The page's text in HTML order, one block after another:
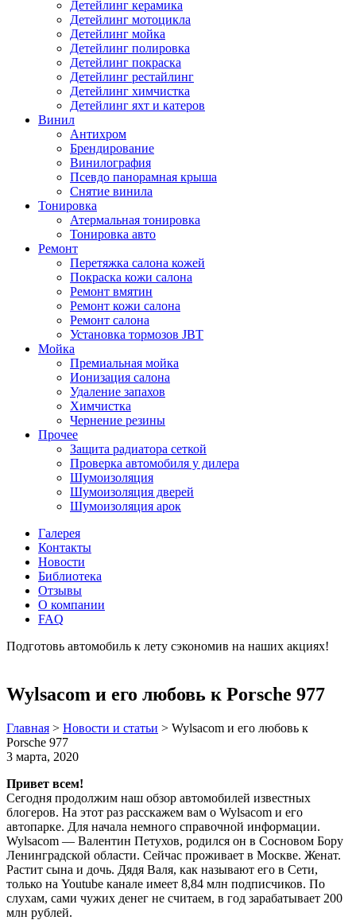
Детейлинг керамика
Детейлинг мотоцикла
Детейлинг мойка
Детейлинг полировка
Детейлинг покраска
Детейлинг рестайлинг
Детейлинг химчистка
Детейлинг яхт и катеров
Винил
Антихром
Брендирование
Винилография
Псевдо панорамная крыша
Снятие винила
Тонировка
Атермальная тонировка
Тонировка авто
Ремонт
Перетяжка салона кожей
Покраска кожи салона
Ремонт вмятин
Ремонт кожи салона
Ремонт салона
Установка тормозов JBT
Мойка
Премиальная мойка
Ионизация салона
Удаление запахов
Химчистка
Чернение резины
Прочее
Защита радиатора сеткой
Проверка автомобиля у дилера
Шумоизоляция
Шумоизоляция дверей
Шумоизоляция арок
Галерея
Контакты
Новости
Библиотека
Отзывы
О компании
FAQ
Подготовь автомобиль к лету сэкономив на наших акциях!
Wylsacom и его любовь к Porsche 977
Главная > Новости и статьи > Wylsacom и его любовь к
Porsche 977
3 марта, 2020
Привет всем!
Сегодня продолжим наш обзор автомобилей известных
блогеров. На этот раз расскажем вам о Wylsacom и его
автопарке. Для начала немного справочной информации.
Wylsacom — Валентин Петухов, родился он в Сосновом Бору
Ленинградской области. Сейчас проживает в Москве. Женат.
Растит сына и дочь. Дядя Валя, как называют его в Сети,
только на Youtube канале имеет 8,84 млн подписчиков. По
слухам, сами чужих денег не считаем, в год зарабатывает 200
млн рублей.